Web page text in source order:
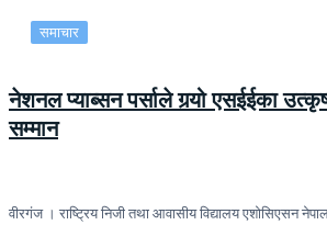
समाचार
नेशनल प्याब्सन पर्साले गर्‍यो एसईईका
सम्मान
वीरगंज । राष्ट्रिय निजी तथा आवासीय विद्यालय एशोसिएसन